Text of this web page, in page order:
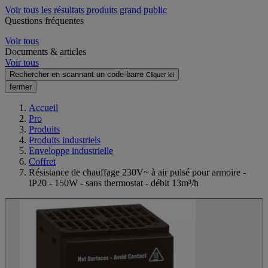
Voir tous les résultats produits grand public
Questions fréquentes
Voir tous
Documents & articles
Voir tous
Rechercher en scannant un code-barre Cliquer ici
fermer
Accueil
Pro
Produits
Produits industriels
Enveloppe industrielle
Coffret
Résistance de chauffage 230V~ à air pulsé pour armoire -
IP20 - 150W - sans thermostat - débit 13m³/h